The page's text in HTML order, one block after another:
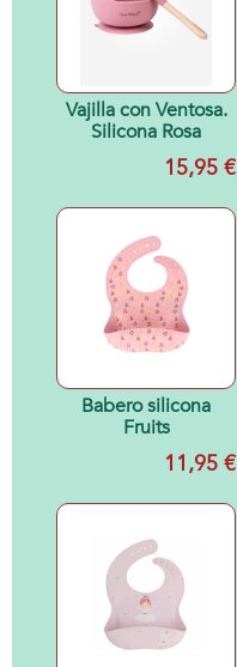
Vajilla con Ventosa.
Silicona Rosa
15,95 €
Babero silicona
Fruits
11,95 €